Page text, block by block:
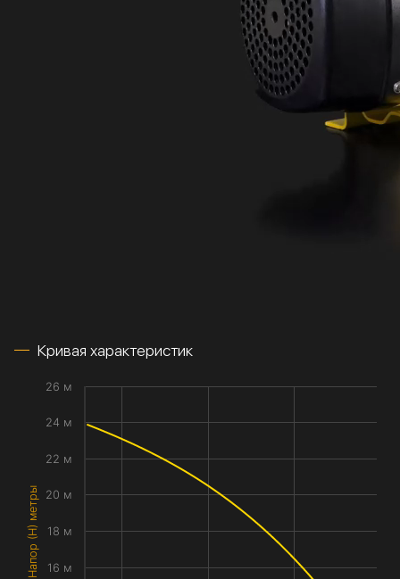
Кривая характеристик
Напор (H) метры 16 м
18 м
20 м
22 м
24 м
26 м